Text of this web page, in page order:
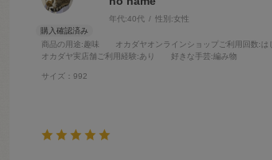
年代:40代 性別:女性
商品の用途:趣味 オカダヤオンラインショップご利用回数:は
オカダヤ実店舗ご利用経験:あり 好きな手芸:編み物
サイズ：992